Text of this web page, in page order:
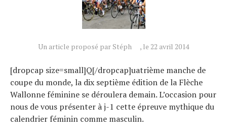
Un article proposé par Stéph , le 22 avril 2014
[dropcap size=small]Q[/dropcap]uatrième manche de
coupe du monde, la dix septième édition de la Flèche
Wallonne féminine se déroulera demain. L’occasion pour
nous de vous présenter à j-1 cette épreuve mythique du
calendrier féminin comme masculin.